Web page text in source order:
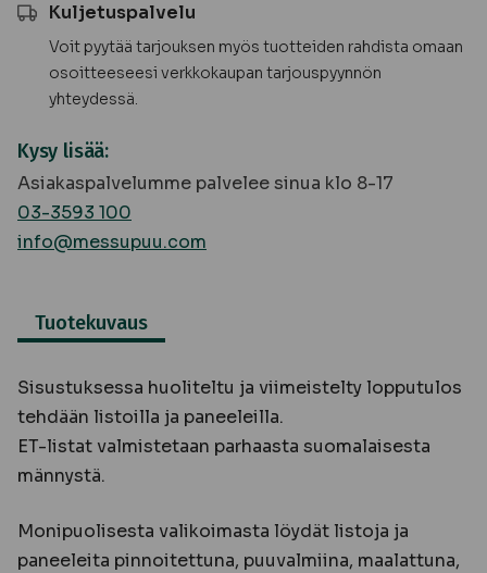
Kuljetuspalvelu
Voit pyytää tarjouksen myös tuotteiden rahdista omaan
osoitteeseesi verkkokaupan tarjouspyynnön
yhteydessä.
Kysy lisää:
Asiakaspalvelumme palvelee sinua klo 8-17
03-3593 100
info@messupuu.com
Tuotekuvaus
Sisustuksessa huoliteltu ja viimeistelty lopputulos
tehdään listoilla ja paneeleilla.
ET-listat valmistetaan parhaasta suomalaisesta
männystä.
Monipuolisesta valikoimasta löydät listoja ja
paneeleita pinnoitettuna, puuvalmiina, maalattuna,